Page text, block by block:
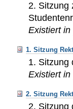
2. Sitzung
Existiert in
1. Sitzung
1. Sitzung
Existiert in
2. Sitzung
2. Sitzung